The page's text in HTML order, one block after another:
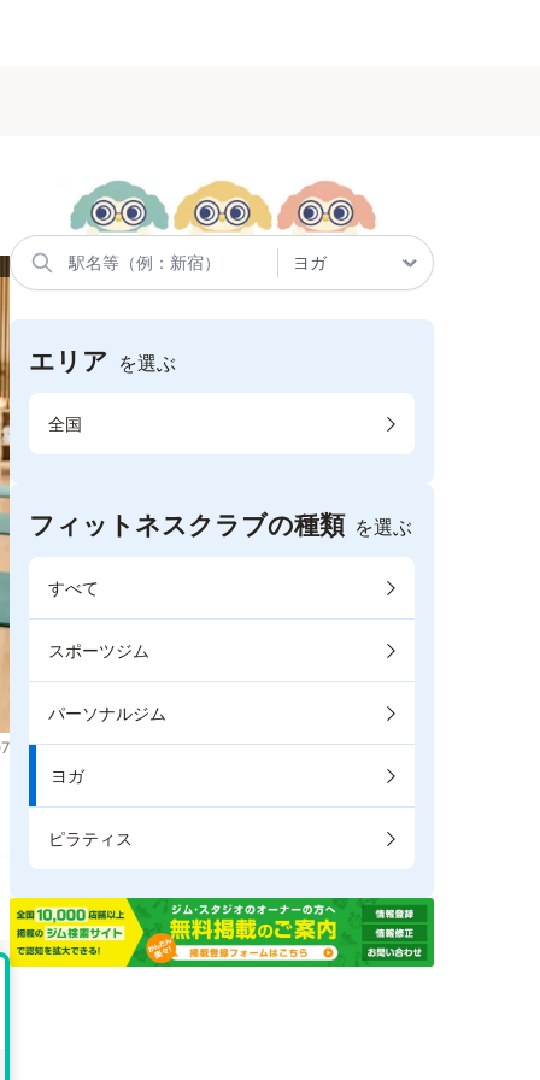
エリア を選ぶ
全国
フィットネスクラブの種類 を選ぶ
すべて
スポーツジム
パーソナルジム
ヨガ
ピラティス